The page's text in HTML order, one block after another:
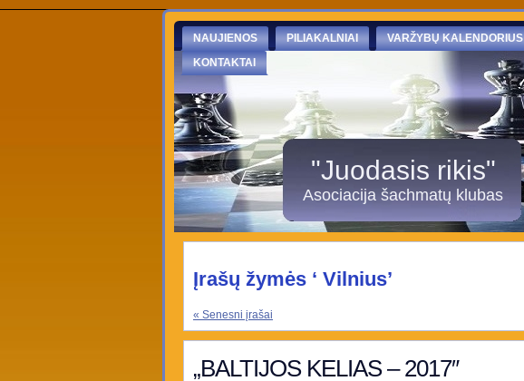
NAUJIENOS PILIAKALNIAI VARŽYBŲ KALENDORIUS
KONTAKTAI
"Juodasis rikis"
Asociacija šachmatų klubas
Įrašų žymės ‘ Vilnius’
« Senesni įrašai
„BALTIJOS KELIAS – 2017″